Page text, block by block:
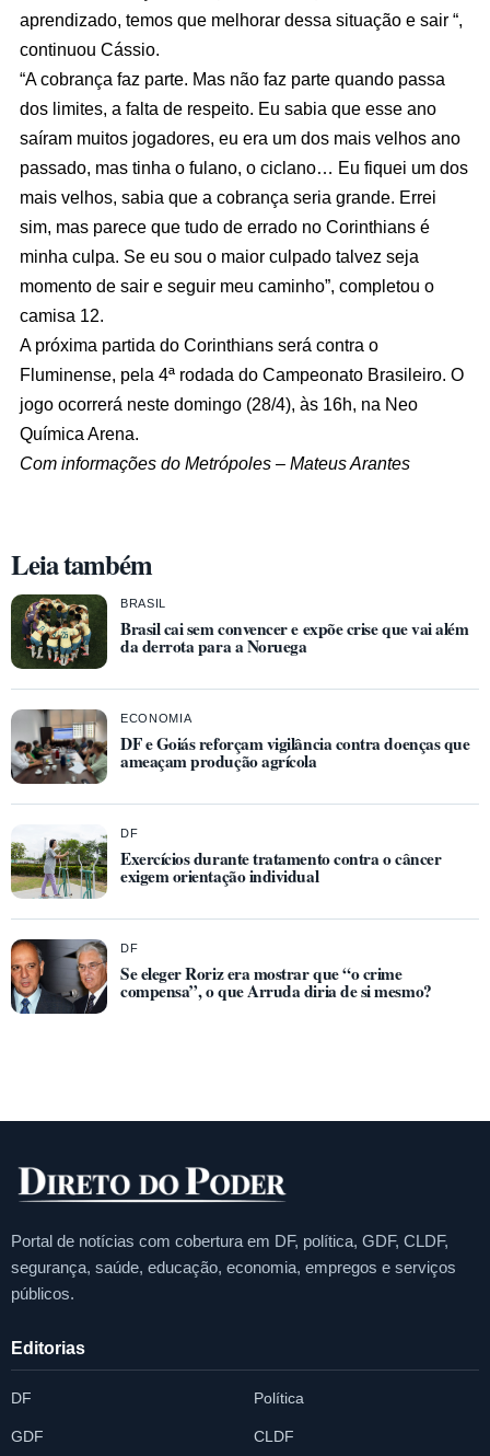
aprendizado, temos que melhorar dessa situação e sair “,
continuou Cássio.
“A cobrança faz parte. Mas não faz parte quando passa
dos limites, a falta de respeito. Eu sabia que esse ano
saíram muitos jogadores, eu era um dos mais velhos ano
passado, mas tinha o fulano, o ciclano… Eu fiquei um dos
mais velhos, sabia que a cobrança seria grande. Errei
sim, mas parece que tudo de errado no Corinthians é
minha culpa. Se eu sou o maior culpado talvez seja
momento de sair e seguir meu caminho”, completou o
camisa 12.
A próxima partida do Corinthians será contra o
Fluminense, pela 4ª rodada do Campeonato Brasileiro. O
jogo ocorrerá neste domingo (28/4), às 16h, na Neo
Química Arena.
Com informações do Metrópoles – Mateus Arantes
Leia também
BRASIL
Brasil cai sem convencer e expõe crise que vai além
da derrota para a Noruega
ECONOMIA
DF e Goiás reforçam vigilância contra doenças que
ameaçam produção agrícola
DF
Exercícios durante tratamento contra o câncer
exigem orientação individual
DF
Se eleger Roriz era mostrar que “o crime
compensa”, o que Arruda diria de si mesmo?
Portal de notícias com cobertura em DF, política, GDF, CLDF,
segurança, saúde, educação, economia, empregos e serviços
públicos.
Editorias
DF Política
GDF CLDF